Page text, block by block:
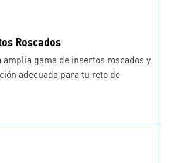
Roscados
gama de insertos roscados y
adecuada para tu reto de